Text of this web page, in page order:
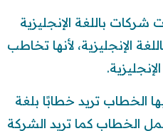
باللغة الإنجليزية
الإنجليزية، لأنها تخاطب
الخطاب تريد خطابًا بلغة
الخطاب كما تريد الشركة